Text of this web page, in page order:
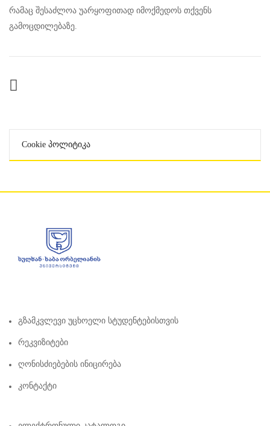
რამაც შესაძლოა უარყოფითად იმოქმედოს თქვენს
გამოცდილებაზე.
Cookie Პოლიტიკა
Გზამკვლევი Უცხოელი Სტუდენტებისთვის
Რეკვიზიტები
Ღონისძიებების Ინიცირება
Კონტაქტი